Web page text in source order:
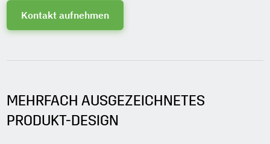
Kontakt aufnehmen
MEHRFACH AUSGEZEICHNETES
PRODUKT-DESIGN